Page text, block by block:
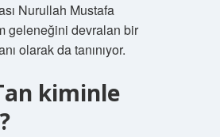
Nurullah Mustafa
geleneğini devralan bir
olarak da tanınıyor.
kiminle